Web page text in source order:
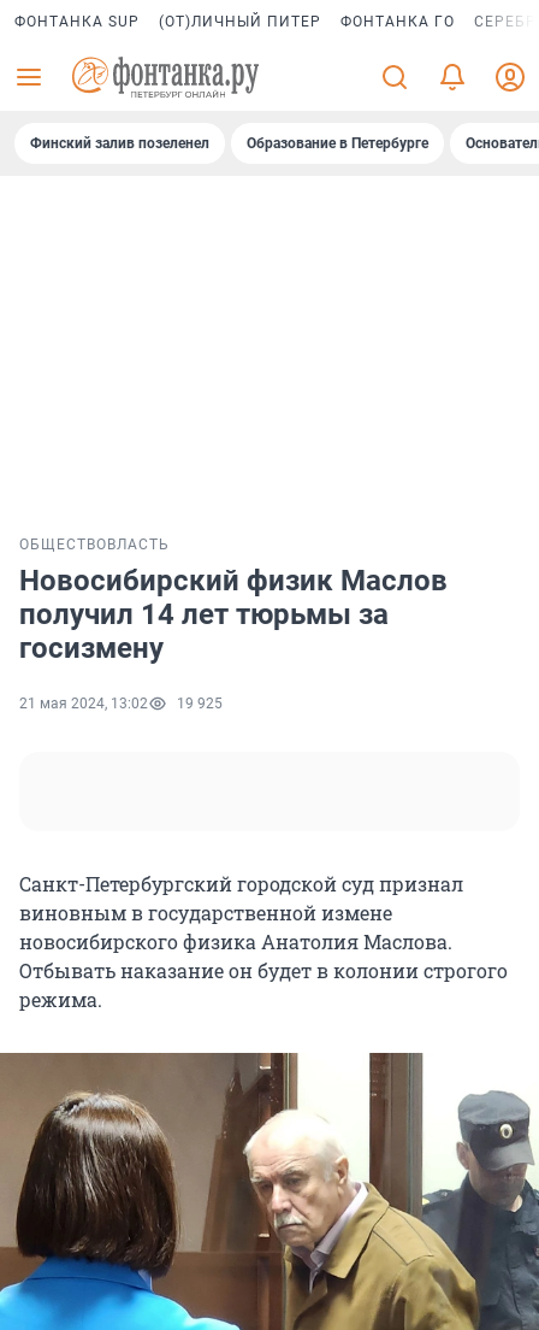
ФОНТАНКА SUP (ОТ)ЛИЧНЫЙ ПИТЕР ФОНТАНКА ГО
Финский залив позеленел Образование в Петербурге
ОБЩЕСТВО ВЛАСТЬ
Новосибирский физик Маслов
получил 14 лет тюрьмы за
госизмену
21 мая 2024, 13:02 19 925
Санкт-Петербургский городской суд признал
виновным в государственной измене
новосибирского физика Анатолия Маслова.
Отбывать наказание он будет в колонии строгого
режима.